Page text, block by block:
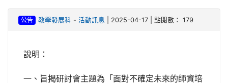
公告 教學發展科- 活動訊息 | 2025-04-17 | 點閱數： 179
說明：
一、旨揭研討會主題為「面對不確定未來的師資培